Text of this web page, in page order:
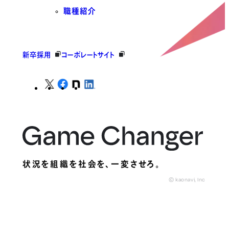
職種紹介
新卒採用 コーポレートサイト
状況を組織を社会を、一変させろ。
© kaonavi, Inc